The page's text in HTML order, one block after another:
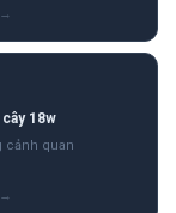
18w
cảnh quan